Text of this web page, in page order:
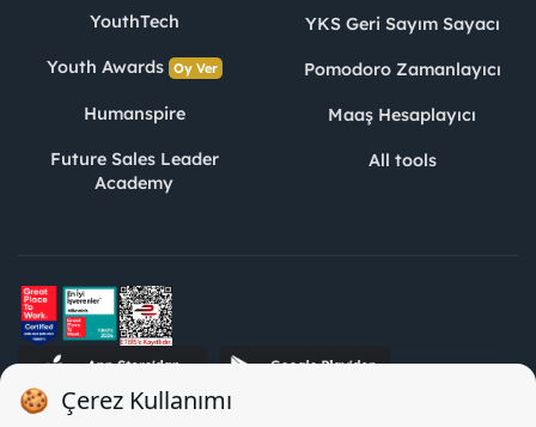
YouthTech
Youth Awards Oy Ver
Humanspire
Future Sales Leader
Academy
YKS Geri Sayım Sayacı
Pomodoro Zamanlayıcı
Maaş Hesaplayıcı
All tools